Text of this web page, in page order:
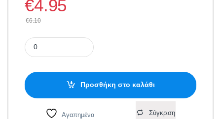
€4.95
€6.10
Izy-Lite Φακός με 3 Led quantity
Προσθήκη στο καλάθι
Αγαπημένα Σύγκριση